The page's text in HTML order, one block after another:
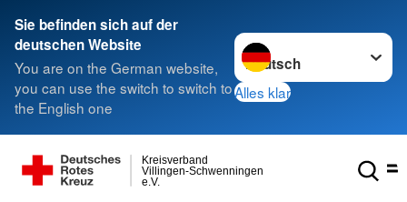
Sie befinden sich auf der
deutschen Website
You are on the German website,
you can use the switch to switch to
the English one
Sprache wechseln zu
Alles klar
e.V.
Villingen-Schwenningen
Kreisverband